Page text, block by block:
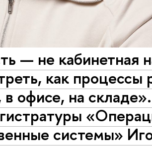
— не кабинетная
как процессы
в офисе, на
системы»